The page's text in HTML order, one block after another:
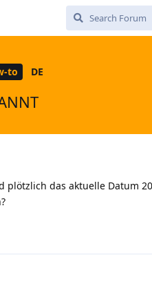
to DE
das aktuelle Datum